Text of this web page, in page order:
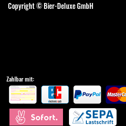
Copyright © Bier-Deluxe GmbH
Zahlbar mit: